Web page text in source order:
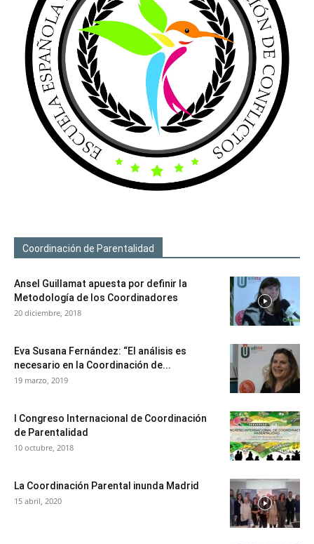
Coordinación de Parentalidad
Ansel Guillamat apuesta por definir la
Metodología de los Coordinadores
20 diciembre, 2018
Eva Susana Fernández: “El análisis es
necesario en la Coordinación de...
19 marzo, 2019
I Congreso Internacional de Coordinación
de Parentalidad
10 octubre, 2018
La Coordinación Parental inunda Madrid
15 abril, 2020